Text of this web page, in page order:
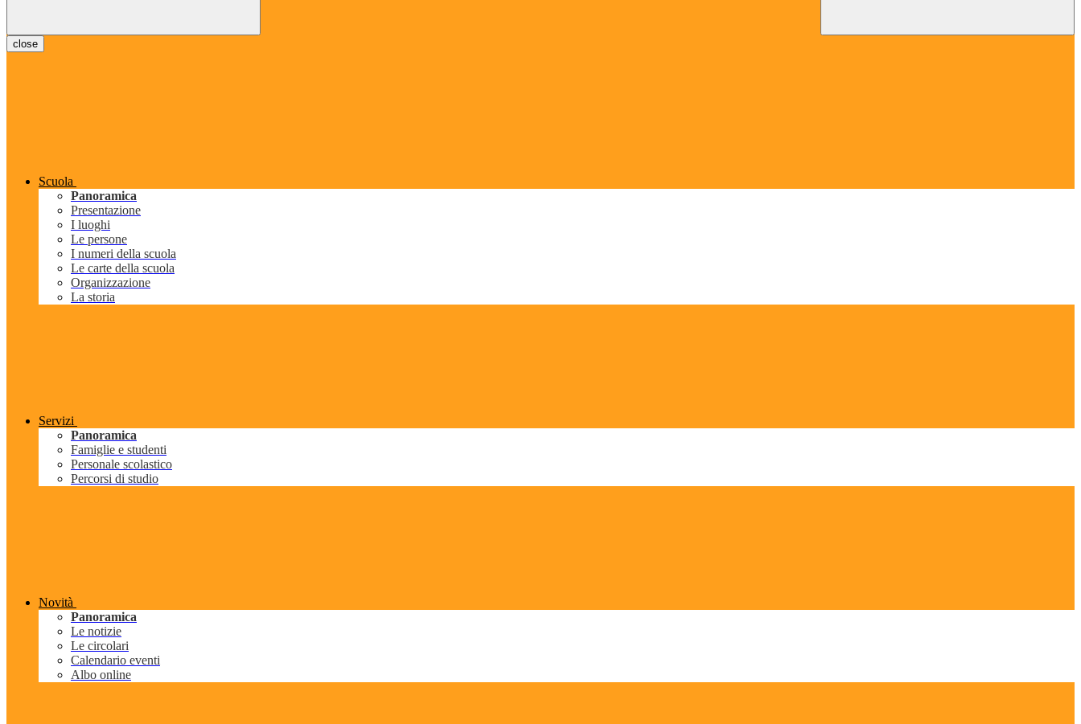
close
Scuola
Panoramica
Presentazione
I luoghi
Le persone
I numeri della scuola
Le carte della scuola
Organizzazione
La storia
Servizi
Panoramica
Famiglie e studenti
Personale scolastico
Percorsi di studio
Novità
Panoramica
Le notizie
Le circolari
Calendario eventi
Albo online